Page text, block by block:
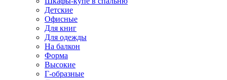
Детские
Офисные
Для книг
Для одежды
На балкон
Форма
Высокие
Г-образные